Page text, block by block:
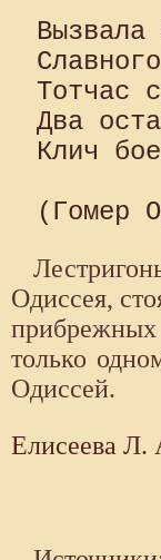
Тотчас
Два
Клич
Одиссея,
только
Одиссей.
Елисеева Л.